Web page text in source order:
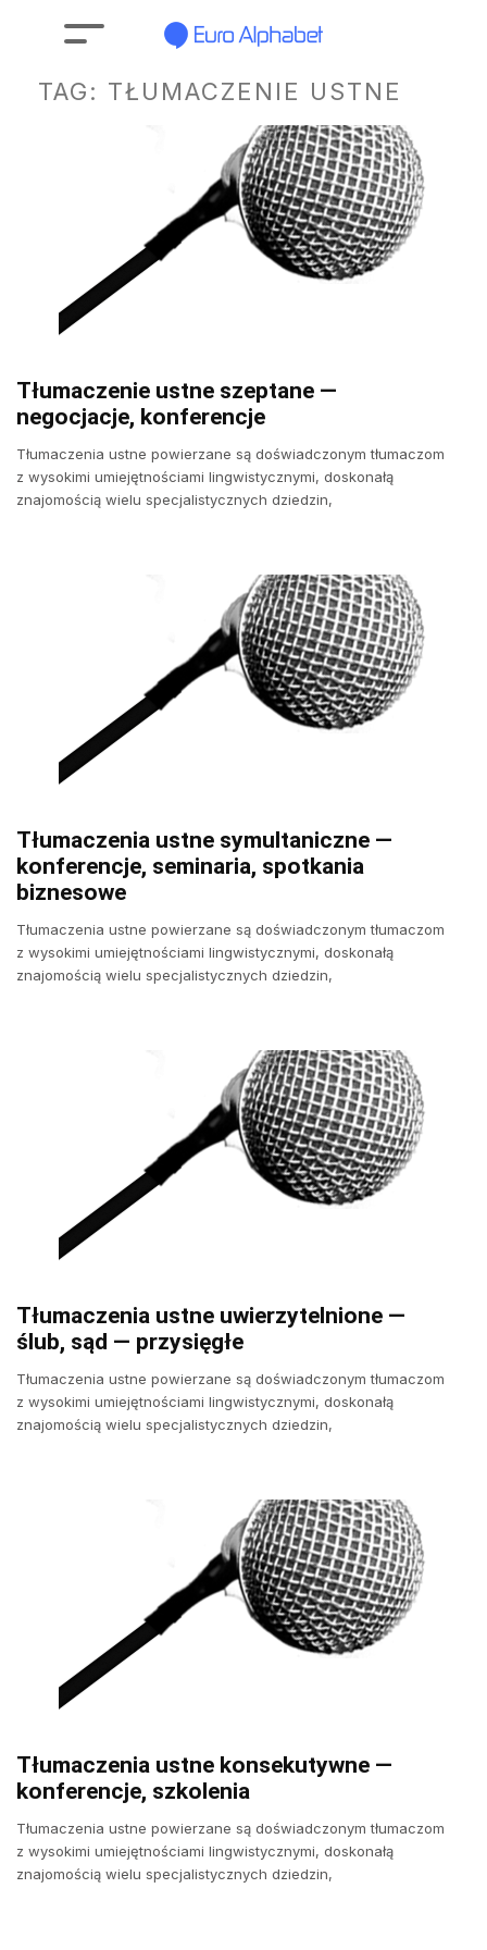
TAG: TŁUMACZENIE USTNE
Tłumaczenie ustne szeptane —
negocjacje, konferencje
Tłumaczenia ustne powierzane są doświadczonym tłumaczom
z wysokimi umiejętnościami lingwistycznymi, doskonałą
znajomością wielu specjalistycznych dziedzin,
Tłumaczenia ustne symultaniczne —
konferencje, seminaria, spotkania
biznesowe
Tłumaczenia ustne powierzane są doświadczonym tłumaczom
z wysokimi umiejętnościami lingwistycznymi, doskonałą
znajomością wielu specjalistycznych dziedzin,
Tłumaczenia ustne uwierzytelnione —
ślub, sąd — przysięgłe
Tłumaczenia ustne powierzane są doświadczonym tłumaczom
z wysokimi umiejętnościami lingwistycznymi, doskonałą
znajomością wielu specjalistycznych dziedzin,
Tłumaczenia ustne konsekutywne —
konferencje, szkolenia
Tłumaczenia ustne powierzane są doświadczonym tłumaczom
z wysokimi umiejętnościami lingwistycznymi, doskonałą
znajomością wielu specjalistycznych dziedzin,